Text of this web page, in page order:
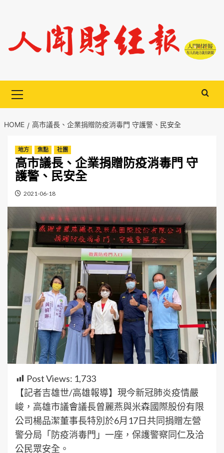
content
Menu
HOME 高市議長、企業捐贈防疫消毒門 守護警、民安全
地方 焦點 社團
高市議長、企業捐贈防疫消毒門 守
護警、民安全
2021-06-18
Post Views: 1,733
【記者吉雄世/高雄報導】現今新冠肺炎疫情嚴
峻，高雄市議會議長曾麗燕與米森國際股份有限
公司楊品潔董事長特別於6月17日共同捐贈左營
警分局「防疫消毒門」一座，保護警察同仁及洽
公民眾安全。